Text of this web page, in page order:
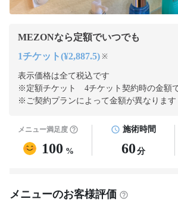
MEZONなら定額でいつでも
1チケット(¥2,887.5) ※
表示価格は全て税込です
※定額チケット 4チケット契約時の金額
※ご契約プランによって金額が異なります
メニュー満足度
100 %
施術時間
60 分
メニューのお客様評価